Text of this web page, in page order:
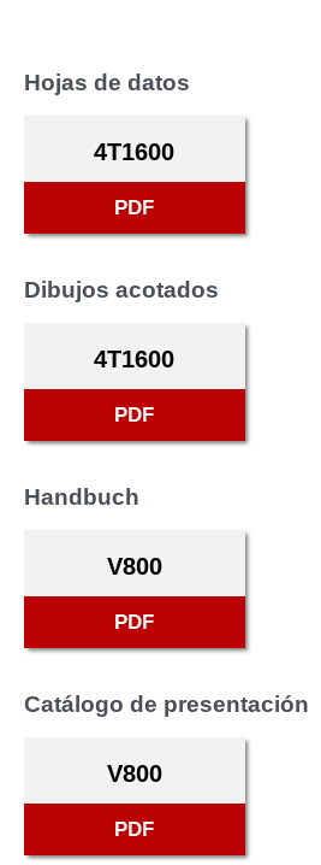
Hojas de datos
4T1600
PDF
Dibujos acotados
4T1600
PDF
Handbuch
V800
PDF
Catálogo de presentación
V800
PDF